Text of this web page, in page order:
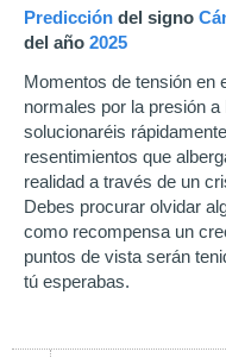
Predicción del signo
del año 2025
Momentos de tensión en
normales por la presión
solucionaréis
resentimientos que
realidad a través de un
Debes procurar olvidar
como recompensa un
puntos de vista serán
tú esperabas.